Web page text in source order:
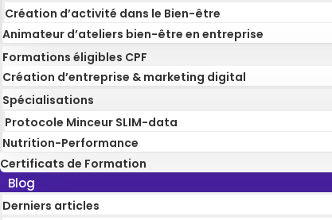
Création d’activité dans le Bien-être
Animateur d’ateliers bien-être en entreprise
Formations éligibles CPF
Création d’entreprise & marketing digital
Spécialisations
Protocole Minceur SLIM-data
Nutrition-Performance
Certificats de Formation
Blog
Derniers articles